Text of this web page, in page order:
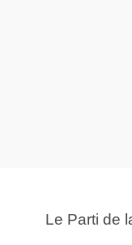
Le Parti de